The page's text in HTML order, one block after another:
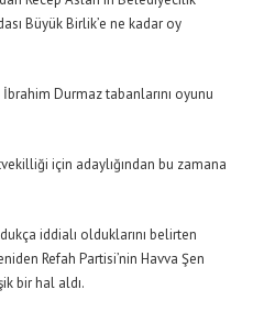
Büyük Birlik’e ne kadar oy
Durmaz tabanlarını oyunu
için adaylığından bu zamana
iddialı olduklarını belirten
Refah Partisi’nin Havva Şen
bir hal aldı.